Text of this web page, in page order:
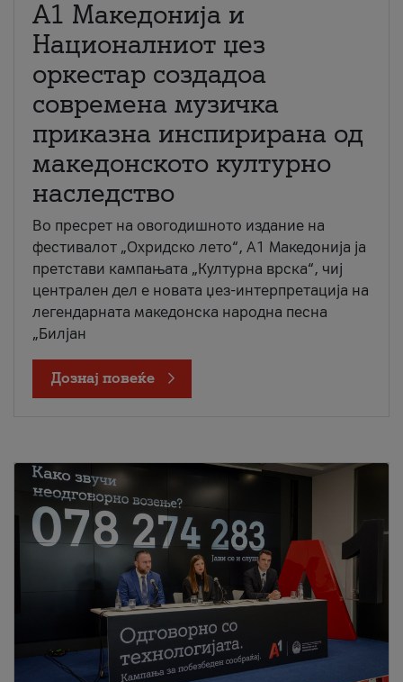
А1 Македонија и
Националниот џез
оркестар создадоа
современа музичка
приказна инспирирана од
македонското културно
наследство
Во пресрет на овогодишното издание на
фестивалот „Охридско лето“, А1 Македонија ја
претстави кампањата „Културна врска“, чиј
централен дел е новата џез-интерпретација на
легендарната македонска народна песна
„Билјан
Дознај повеќе